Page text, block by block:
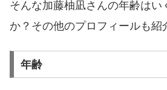
そんな加藤柚凪さんの年齢はい
か？その他のプロフィールも紹
年齢